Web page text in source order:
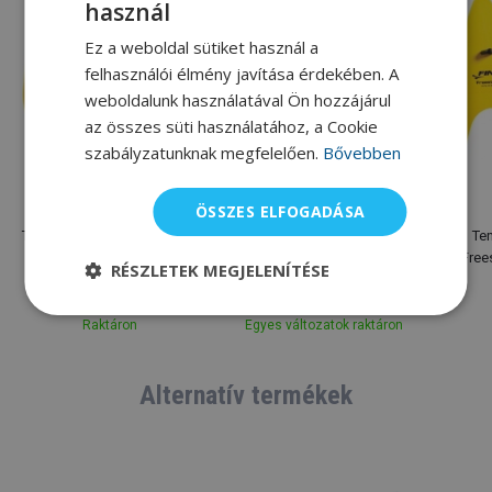
Tenyérellenállás Finis Agility
Paddle Floating Yellow
Raktáron
Finis
Ellenállást növelő ernyő
Finis Parachute
Egyes változatok raktáron
Alternatív termékek
használ
Ez a weboldal sütiket használ a
felhasználói élmény javítása érdekében. A
weboldalunk használatával Ön hozzájárul
az összes süti használatához, a Cookie
szabályzatunknak megfelelően. Bővebben
ÖSSZES ELFOGADÁSA
RÉSZLETEK MEGJELENÍTÉSE